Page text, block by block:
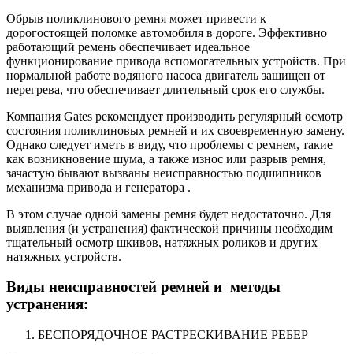
Обрыв поликлинового ремня может привести к
дорогостоящей поломке автомобиля в дороге. Эффективно
работающий ремень обеспечивает идеальное
функционирование привода вспомогательных устройств. При
нормальной работе водяного насоса двигатель защищен от
перегрева, что обеспечивает длительный срок его службы.
Компания Gates рекомендует производить регулярный осмотр
состояния поликлиновых ремней и их своевременную замену.
Однако следует иметь в виду, что проблемы с ремнем, такие
как возникновение шума, а также износ или разрыв ремня,
зачастую бывают вызваны неисправностью подшипников
механизма привода и генератора .
В этом случае одной замены ремня будет недостаточно. Для
выявления (и устранения) фактической причины необходим
тщательный осмотр шкивов, натяжных роликов и других
натяжных устройств.
Виды неисправностей ремней и методы
устранения:
БЕСПОРЯДОЧНОЕ РАСТРЕСКИВАНИЕ РЕБЕР